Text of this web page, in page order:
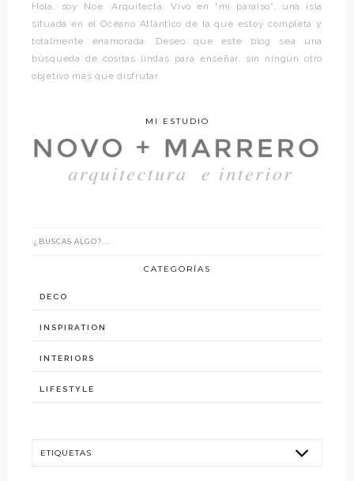
Hola, soy Noe. Arquitecta. Vivo en “mi paraíso”, una isla
situada en el Océano Atlántico de la que estoy completa y
totalmente enamorada. Deseo que este blog sea una
búsqueda de cositas lindas para enseñar, sin ningún otro
objetivo más que disfrutar.
MI ESTUDIO
CATEGORÍAS
DECO
INSPIRATION
INTERIORS
LIFESTYLE